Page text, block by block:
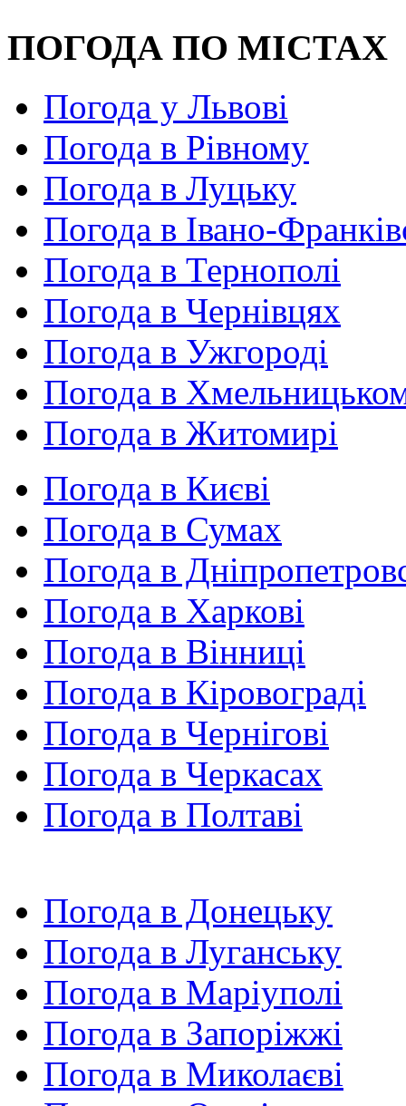
ПОГОДА ПО МІСТАХ
Погода у Львові
Погода в Рівному
Погода в Луцьку
Погода в Івано-
Погода в Тернополі
Погода в Чернівцях
Погода в Ужгороді
Погода в
Погода в Житомирі
Погода в Києві
Погода в Сумах
Погода в
Погода в Харкові
Погода в Вінниці
Погода в Кіровограді
Погода в Чернігові
Погода в Черкасах
Погода в Полтаві
Погода в Донецьку
Погода в Луганську
Погода в Маріуполі
Погода в Запоріжжі
Погода в Миколаєві